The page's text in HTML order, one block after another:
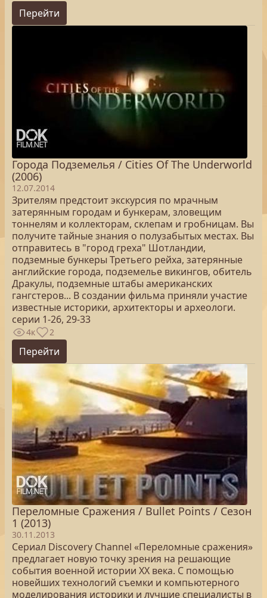
Перейти
Города Подземелья / Cities Of The Underworld
(2006)
12.07.2014
Зрителям предстоит экскурсия по мрачным
затерянным городам и бункерам, зловещим
тоннелям и коллекторам, склепам и гробницам. Вы
получите тайные знания о полузабытых местах. Вы
отправитесь в "город греха" Шотландии,
подземные бункеры Третьего рейха, затерянные
английские города, подземелье викингов, обитель
Дракулы, подземные штабы американских
гангстеров... В создании фильма приняли участие
известные историки, архитекторы и археологи.
серии 1-26, 29-33
4к 2
Перейти
Переломные Сражения / Bullet Points / Сезон
1 (2013)
30.11.2013
Сериал Discovery Channel «Переломные сражения»
предлагает новую точку зрения на решающие
события военной истории ХХ века. С помощью
новейших технологий съемки и компьютерного
моделирования историки и лучшие специалисты в